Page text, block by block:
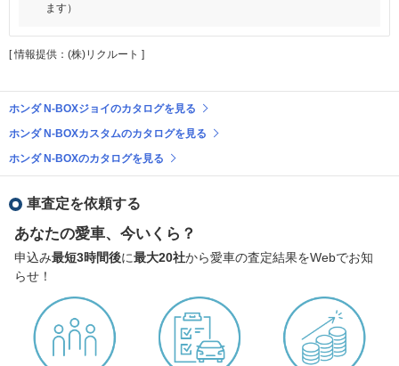
ます）
[ 情報提供：(株)リクルート ]
ホンダ N-BOXジョイのカタログを見る
ホンダ N-BOXカスタムのカタログを見る
ホンダ N-BOXのカタログを見る
車査定を依頼する
あなたの愛車、今いくら？
申込み最短3時間後に最大20社から愛車の査定結果をWebでお知
らせ！